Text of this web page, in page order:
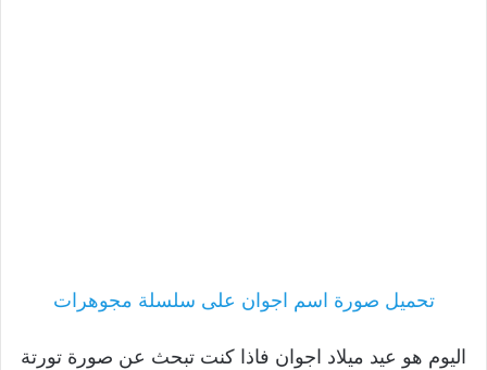
تحميل صورة اسم اجوان على سلسلة مجوهرات
اليوم هو عيد ميلاد اجوان فاذا كنت تبحث عن صورة تورتة